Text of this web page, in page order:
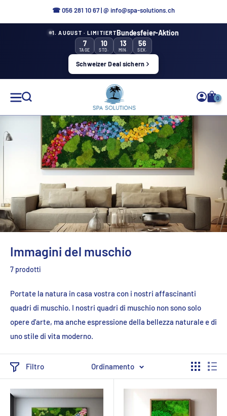
☎056 281 10 67|@ info@spa-solutions.ch
1. AUGUST · LIMITIERTBundesfeier-Aktion
7
TAGE
10
STD.
13
MIN.
55
SEK.
Schweizer Deal sichern
Soluzioni
Spa
0
Immagini del muschio
7 prodotti
Portate la natura in casa vostra con i nostri affascinanti
quadri di muschio. I nostri quadri di muschio non sono solo
opere d'arte, ma anche espressione della bellezza naturale e di
uno stile di vita moderno.
Filtro Ordinamento